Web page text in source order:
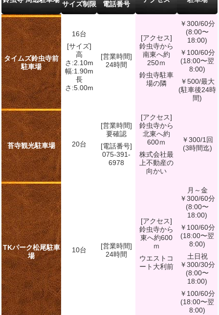
サイズ制限
電話番号
タイムズ鈴虫寺前
駐車場
16台
[サイズ]
高
さ:2.10m
幅:1.90m
長
さ:5.00m
[営業時間]
24時間
[アクセス]
鈴虫寺から
南東へ約
250ｍ
鈴虫寺駐車
場の隣
￥300/60分
(8:00〜
18:00)
￥100/60分
(18:00〜翌
8:00)
￥500/最大
(駐車後24時
間)
苔寺観光駐車場 20台
[営業時間]
要確認
[電話番号]
075-391-
6978
[アクセス]
鈴虫寺から
北東へ約
600ｍ
株式会社最
上不動産の
向かい
￥300/1回
(3時間迄)
TKパーク松尾駐車
場
10台
[営業時間]
24時間
[アクセス]
鈴虫寺から
東へ約600
ｍ
ウエストコ
ート大利前
月～金
￥300/60分
(8:00〜
18:00)
￥100/60分
(18:00〜翌
8:00)
土日祝
￥300/30分
(8:00〜
18:00)
￥100/60分
(18:00〜翌
8:00)